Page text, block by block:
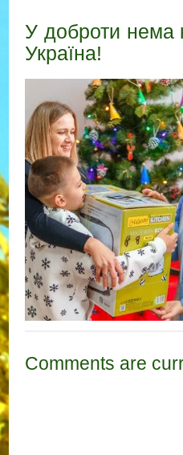
У доброти нема
Україна!
Comments are